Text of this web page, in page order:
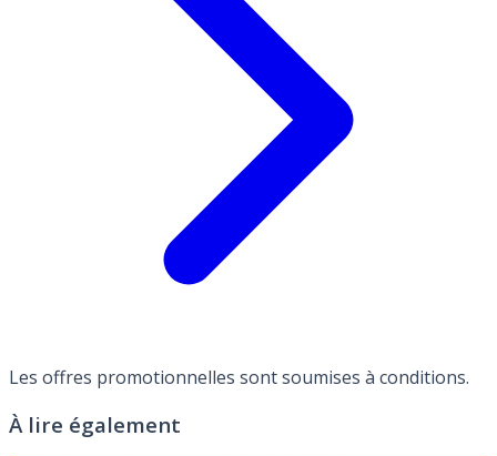
Les offres promotionnelles sont soumises à conditions.
À lire également